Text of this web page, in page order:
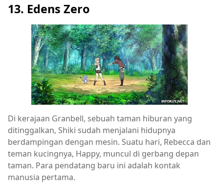
13. Edens Zero
Di kerajaan Granbell, sebuah taman hiburan yang
ditinggalkan, Shiki sudah menjalani hidupnya
berdampingan dengan mesin. Suatu hari, Rebecca dan
teman kucingnya, Happy, muncul di gerbang depan
taman. Para pendatang baru ini adalah kontak
manusia pertama.